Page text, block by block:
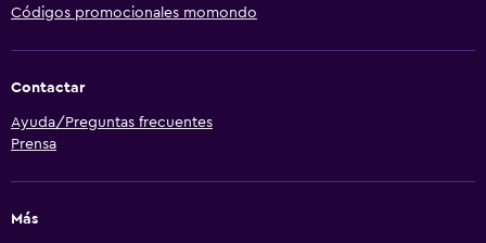
Códigos promocionales momondo
Contactar
Ayuda/Preguntas frecuentes
Prensa
Más